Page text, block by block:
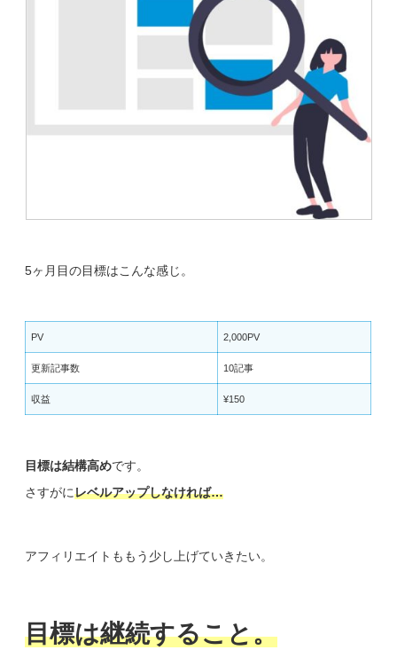
5ヶ月目の目標はこんな感じ。
PV 2,000PV
更新記事数 10記事
収益 ¥150
目標は結構高めです。
さすがにレベルアップしなければ…
アフィリエイトももう少し上げていきたい。
目標は継続すること。